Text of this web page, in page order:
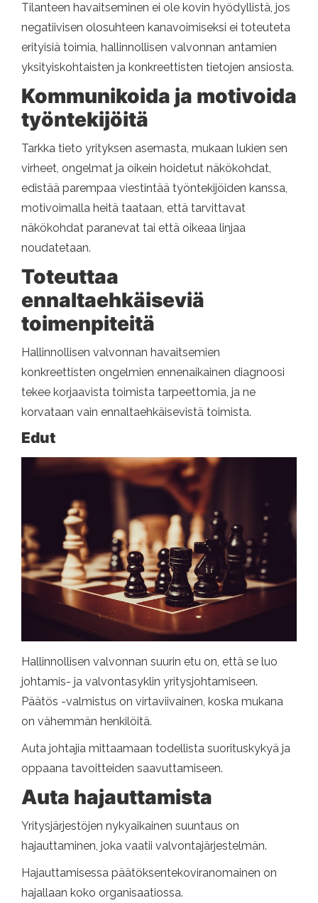
Tilanteen havaitseminen ei ole kovin hyödyllistä, jos
negatiivisen olosuhteen kanavoimiseksi ei toteuteta
erityisiä toimia, hallinnollisen valvonnan antamien
yksityiskohtaisten ja konkreettisten tietojen ansiosta.
Kommunikoida ja motivoida
työntekijöitä
Tarkka tieto yrityksen asemasta, mukaan lukien sen
virheet, ongelmat ja oikein hoidetut näkökohdat,
edistää parempaa viestintää työntekijöiden kanssa,
motivoimalla heitä taataan, että tarvittavat
näkökohdat paranevat tai että oikeaa linjaa
noudatetaan.
Toteuttaa
ennaltaehkäiseviä
toimenpiteitä
Hallinnollisen valvonnan havaitsemien
konkreettisten ongelmien ennenaikainen diagnoosi
tekee korjaavista toimista tarpeettomia, ja ne
korvataan vain ennaltaehkäisevistä toimista.
Edut
Hallinnollisen valvonnan suurin etu on, että se luo
johtamis- ja valvontasyklin yritysjohtamiseen.
Päätös -valmistus on virtaviivainen, koska mukana
on vähemmän henkilöitä.
Auta johtajia mittaamaan todellista suorituskykyä ja
oppaana tavoitteiden saavuttamiseen.
Auta hajauttamista
Yritysjärjestöjen nykyaikainen suuntaus on
hajauttaminen, joka vaatii valvontajärjestelmän.
Hajauttamisessa päätöksentekoviranomainen on
hajallaan koko organisaatiossa.